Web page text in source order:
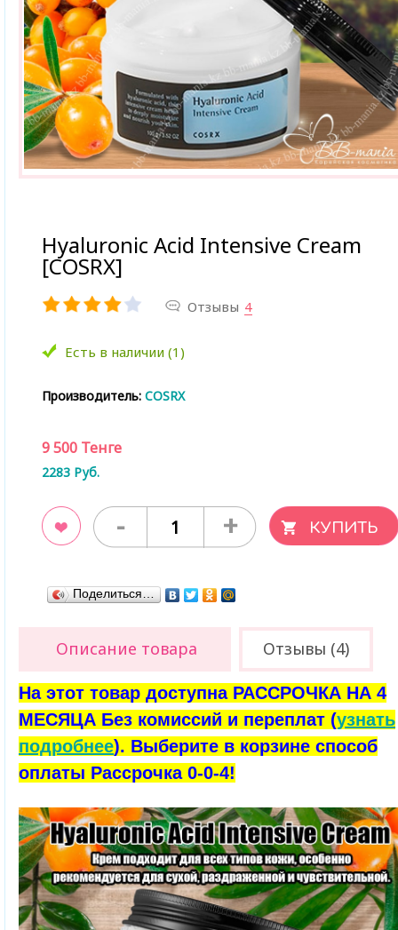
Hyaluronic Acid Intensive Cream
[COSRX]
Отзывы 4
Есть в наличии (1)
Производитель: COSRX
9 500 Тенге
2283 Руб.
- +
Поделиться…
Описание товара Отзывы (4)
На этот товар доступна РАССРОЧКА НА 4
МЕСЯЦА Без комиссий и переплат (узнать
подробнее). Выберите в корзине способ
оплаты Рассрочка 0-0-4!